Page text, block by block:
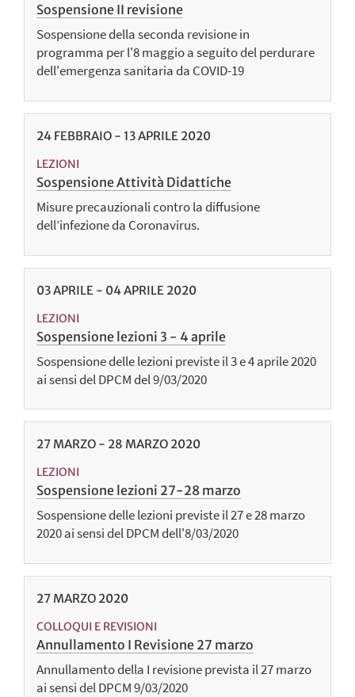
Sospensione II revisione
Sospensione della seconda revisione in
programma per l'8 maggio a seguito del perdurare
dell'emergenza sanitaria da COVID-19
24 FEBBRAIO - 13APRILE 2020
LEZIONI
Sospensione Attività Didattiche
Misure precauzionali contro la diffusione
dell’infezione da Coronavirus.
03APRILE - 04APRILE 2020
LEZIONI
Sospensione lezioni 3 - 4 aprile
Sospensione delle lezioni previste il 3 e 4 aprile 2020
ai sensi del DPCM del 9/03/2020
27 MARZO - 28 MARZO 2020
LEZIONI
Sospensione lezioni 27-28 marzo
Sospensione delle lezioni previste il 27 e 28 marzo
2020 ai sensi del DPCM dell'8/03/2020
27 MARZO 2020
COLLOQUI E REVISIONI
Annullamento I Revisione 27 marzo
Annullamento della I revisione prevista il 27 marzo
ai sensi del DPCM 9/03/2020